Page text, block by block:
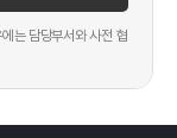
는 담당부서와 사전 협